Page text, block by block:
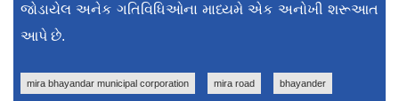
જોડાયેલ અનેક ગતિવિધિઓના માધ્યમે એક અનોખી શરૂઆત
આપે છે.
mira bhayandar municipal corporation mira road bhayander